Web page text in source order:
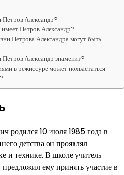
Петров Александр?
Петров Александр?
Петрова Александра могут быть
Александр знаменит?
в режиссуре может похвастаться
родился 10 июля 1985 года в
детства он проявлял
и технике. В школе учитель
ему принять участие в